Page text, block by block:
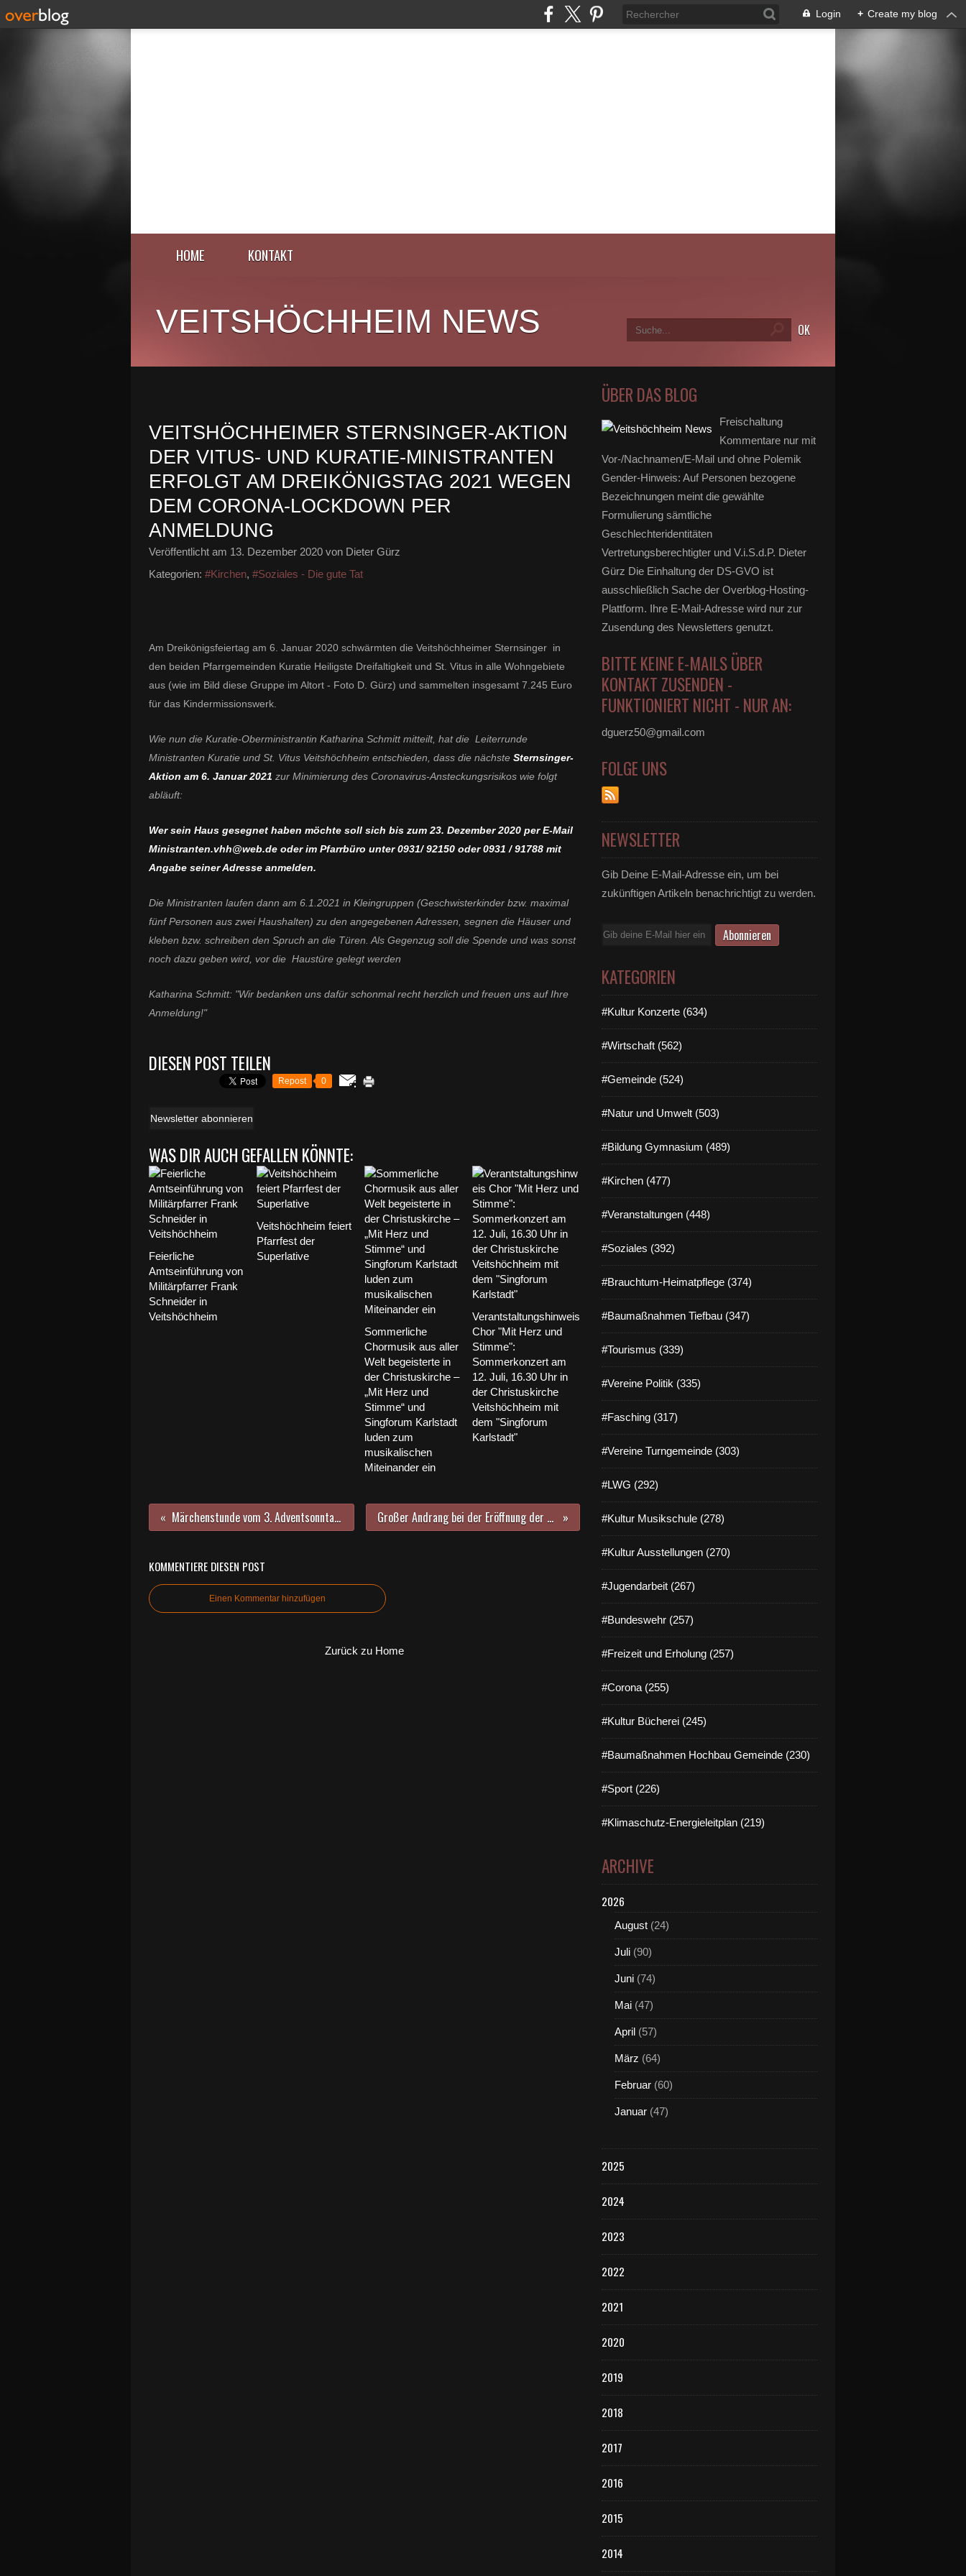
Login + Create my blog
HOME KONTAKT
VEITSHÖCHHEIM NEWS
VEITSHÖCHHEIMER STERNSINGER-AKTION
DER VITUS- UND KURATIE-MINISTRANTEN
ERFOLGT AM DREIKÖNIGSTAG 2021 WEGEN
DEM CORONA-LOCKDOWN PER
ANMELDUNG
Veröffentlicht am 13. Dezember 2020 von Dieter Gürz
Kategorien: #Kirchen, #Soziales - Die gute Tat
Am Dreikönigsfeiertag am 6. Januar 2020 schwärmten die Veitshöchheimer Sternsinger in
den beiden Pfarrgemeinden Kuratie Heiligste Dreifaltigkeit und St. Vitus in alle Wohngebiete
aus (wie im Bild diese Gruppe im Altort - Foto D. Gürz) und sammelten insgesamt 7.245 Euro
für das Kindermissionswerk.
Wie nun die Kuratie-Oberministrantin Katharina Schmitt mitteilt, hat die Leiterrunde
Ministranten Kuratie und St. Vitus Veitshöchheim entschieden, dass die nächste Sternsinger-
Aktion am 6. Januar 2021 zur Minimierung des Coronavirus-Ansteckungsrisikos wie folgt
abläuft:
Wer sein Haus gesegnet haben möchte soll sich bis zum 23. Dezember 2020 per E-Mail
Ministranten.vhh@web.de oder im Pfarrbüro unter 0931/ 92150 oder 0931 / 91788 mit
Angabe seiner Adresse anmelden.
Die Ministranten laufen dann am 6.1.2021 in Kleingruppen (Geschwisterkinder bzw. maximal
fünf Personen aus zwei Haushalten) zu den angegebenen Adressen, segnen die Häuser und
kleben bzw. schreiben den Spruch an die Türen. Als Gegenzug soll die Spende und was sonst
noch dazu geben wird, vor die Haustüre gelegt werden
Katharina Schmitt: "Wir bedanken uns dafür schonmal recht herzlich und freuen uns auf Ihre
Anmeldung!"
DIESEN POST TEILEN
Repost 0
Newsletter abonnieren
WAS DIR AUCH GEFALLEN KÖNNTE:
Feierliche
Amtseinführung von
Militärpfarrer Frank
Schneider in
Veitshöchheim
Veitshöchheim feiert
Pfarrfest der
Superlative
Sommerliche
Chormusik aus aller
Welt begeisterte in
der Christuskirche –
„Mit Herz und
Stimme“ und
Singforum Karlstadt
luden zum
musikalischen
Miteinander ein
Verantstaltungshinweis
Chor "Mit Herz und
Stimme":
Sommerkonzert am
12. Juli, 16.30 Uhr in
der Christuskirche
Veitshöchheim mit
dem "Singforum
Karlstadt"
Märchenstunde vom 3. Adventsonntag des Veitshöchheimer Theaters am Hofgarten Großer Andrang bei der Eröffnung der Norma-Filiale im Veitshöchheimer Gewerbegebiet
KOMMENTIERE DIESEN POST
Einen Kommentar hinzufügen
Zurück zu Home
ÜBER DAS BLOG
Freischaltung
Kommentare nur mit
Vor-/Nachnamen/E-Mail und ohne Polemik
Gender-Hinweis: Auf Personen bezogene
Bezeichnungen meint die gewählte
Formulierung sämtliche
Geschlechteridentitäten
Vertretungsberechtigter und V.i.S.d.P. Dieter
Gürz Die Einhaltung der DS-GVO ist
ausschließlich Sache der Overblog-Hosting-
Plattform. Ihre E-Mail-Adresse wird nur zur
Zusendung des Newsletters genutzt.
BITTE KEINE E-MAILS ÜBER
KONTAKT ZUSENDEN -
FUNKTIONIERT NICHT - NUR AN:
dguerz50@gmail.com
FOLGE UNS
NEWSLETTER
Gib Deine E-Mail-Adresse ein, um bei
zukünftigen Artikeln benachrichtigt zu werden.
E-
KATEGORIEN
#Kultur Konzerte (634)
#Wirtschaft (562)
#Gemeinde (524)
#Natur und Umwelt (503)
#Bildung Gymnasium (489)
#Kirchen (477)
#Veranstaltungen (448)
#Soziales (392)
#Brauchtum-Heimatpflege (374)
#Baumaßnahmen Tiefbau (347)
#Tourismus (339)
#Vereine Politik (335)
#Fasching (317)
#Vereine Turngemeinde (303)
#LWG (292)
#Kultur Musikschule (278)
#Kultur Ausstellungen (270)
#Jugendarbeit (267)
#Bundeswehr (257)
#Freizeit und Erholung (257)
#Corona (255)
#Kultur Bücherei (245)
#Baumaßnahmen Hochbau Gemeinde (230)
#Sport (226)
#Klimaschutz-Energieleitplan (219)
ARCHIVE
2026
August (24)
Juli (90)
Juni (74)
Mai (47)
April (57)
März (64)
Februar (60)
Januar (47)
2025
2024
2023
2022
2021
2020
2019
2018
2017
2016
2015
2014